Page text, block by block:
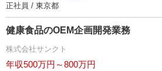
正社員 / 東京都
健康食品のOEM企画開発業務
株式会社サンクト
年収500万円～800万円